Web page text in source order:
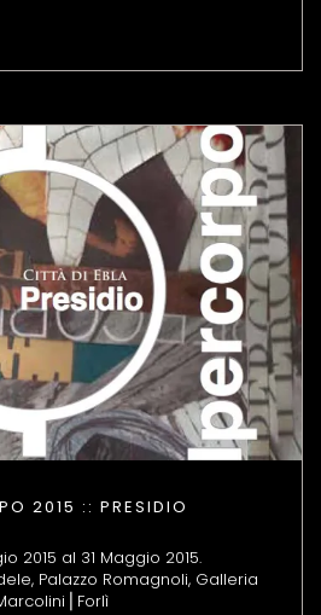
2015 :: PRESIDIO
2015 al 31 Maggio 2015.
Palazzo Romagnoli, Galleria